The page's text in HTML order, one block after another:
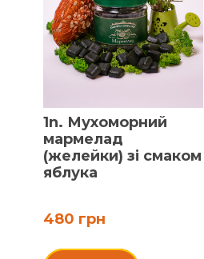
1n. Мухоморний
мармелад
(желейки) зі смаком
яблука
480 грн